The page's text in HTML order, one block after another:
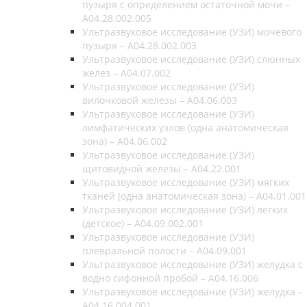
пузыря с определением остаточной мочи –
A04.28.002.005
Ультразвуковое исследование (УЗИ) мочевого
пузыря – A04.28.002.003
Ультразвуковое исследование (УЗИ) слюнных
желез – A04.07.002
Ультразвуковое исследование (УЗИ)
вилочковой железы – A04.06.003
Ультразвуковое исследование (УЗИ)
лимфатических узлов (одна анатомическая
зона) – A04.06.002
Ультразвуковое исследование (УЗИ)
щитовидной железы – A04.22.001
Ультразвуковое исследование (УЗИ) мягких
тканей (одна анатомическая зона) – A04.01.001
Ультразвуковое исследование (УЗИ) легких
(детское) – A04.09.002.001
Ультразвуковое исследование (УЗИ)
плевральной полости – A04.09.001
Ультразвуковое исследование (УЗИ) желудка с
водно сифонной пробой – A04.16.006
Ультразвуковое исследование (УЗИ) желудка –